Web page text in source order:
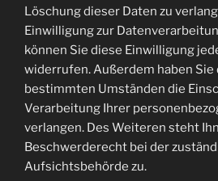
Löschung dieser Daten zu
Einwilligung zur
können Sie diese Einwilligung
widerrufen. Außerdem haben Sie
bestimmten Umständen die
Verarbeitung Ihrer
verlangen. Des Weiteren steht
Beschwerderecht bei der
Aufsichtsbehörde zu.